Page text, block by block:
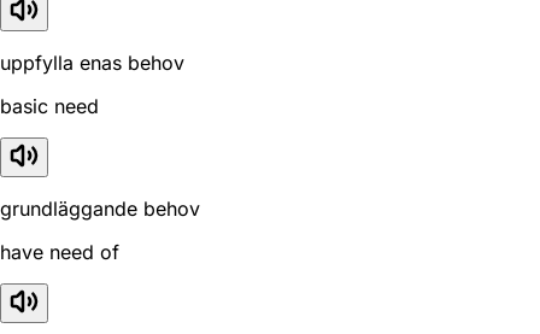
uppfylla enas behov
basic need
grundläggande behov
have need of